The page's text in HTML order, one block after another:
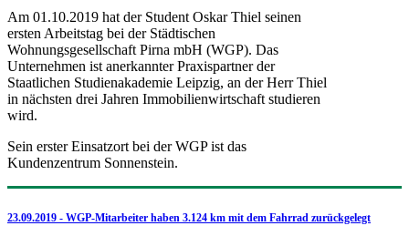
Am 01.10.2019 hat der Student Oskar Thiel seinen
ersten Arbeitstag bei der Städtischen
Wohnungsgesellschaft Pirna mbH (WGP). Das
Unternehmen ist anerkannter Praxispartner der
Staatlichen Studienakademie Leipzig, an der Herr Thiel
in nächsten drei Jahren Immobilienwirtschaft studieren
wird.
Sein erster Einsatzort bei der WGP ist das
Kundenzentrum Sonnenstein.
23.09.2019 - WGP-Mitarbeiter haben 3.124 km mit dem Fahrrad zurückgelegt